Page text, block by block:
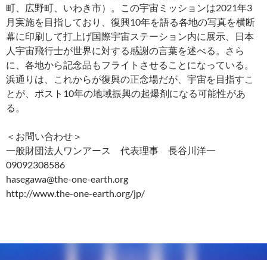
町、広野町、いわき市）。この宇宙ミッションは2021年3
月実施を目指しており、復興10年を語る各地の写真を横断
幕に印刷して打上げ国際宇宙ステーション内に展示、日本
人宇宙飛行士が世界に対する感謝の言葉を述べる。さら
に、各地から記念品もフライトさせることになっている。
浜通りは、これからが復興の正念場だが、宇宙を目指すこ
とが、ポスト10年の地域振興の起爆剤になる可能性があ
る。
＜お問い合わせ＞
一般財団法人ワンアース 代表理事 長谷川洋一
09092308586
hasegawa@the-one-earth.org
http://www.the-one-earth.org/jp/